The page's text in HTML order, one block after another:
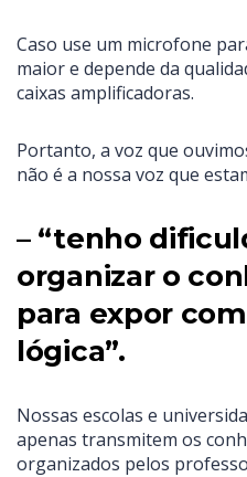
Caso use um microfone
maior e depende da
caixas amplificadoras.
Portanto, a voz que
não é a nossa voz que
– “tenho
organizar o
para expor
lógica”.
Nossas escolas e
apenas transmitem os
organizados pelos